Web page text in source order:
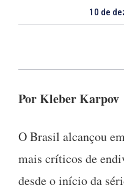
10 de
Por Kleber Karpov
O Brasil alcançou
mais críticos de
desde o início da